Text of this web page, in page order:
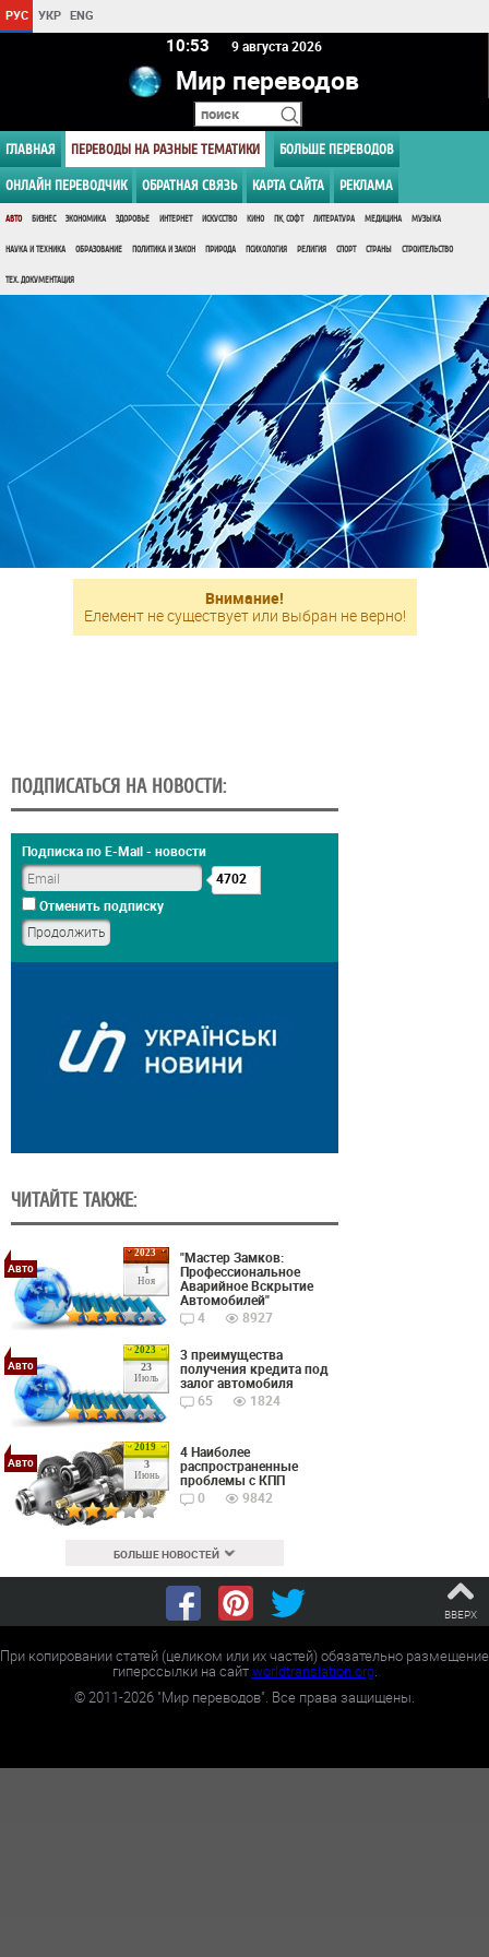
РУС УКР ENG
10 53 9 августа 2026
Мир переводов
ГЛАВНАЯ ПЕРЕВОДЫ НА РАЗНЫЕ ТЕМАТИКИ БОЛЬШЕ ПЕРЕВОДОВ
ОНЛАЙН ПЕРЕВОДЧИК ОБРАТНАЯ СВЯЗЬ КАРТА САЙТА РЕКЛАМА
АВТО БИЗНЕС ЭКОНОМИКА ЗДОРОВЬЕ ИНТЕРНЕТ ИСКУССТВО КИНО ПК, СОФТ ЛИТЕРАТУРА МЕДИЦИНА МУЗЫКА
НАУКА И ТЕХНИКА ОБРАЗОВАНИЕ ПОЛИТИКА И ЗАКОН ПРИРОДА ПСИХОЛОГИЯ РЕЛИГИЯ СПОРТ СТРАНЫ СТРОИТЕЛЬСТВО
ТЕХ. ДОКУМЕНТАЦИЯ
Внимание!
Елемент не существует или выбран не верно!
ПОДПИСАТЬСЯ НА НОВОСТИ:
Подписка по E-Mail - новости
4702
Отменить подписку
ЧИТАЙТЕ ТАКЖЕ:
2023
1
Ноя
Авто
"Мастер Замков:
Профессиональное
Аварийное Вскрытие
Автомобилей"
4
8927
2023
23
Июль
Авто
3 преимущества
получения кредита под
залог автомобиля
65
1824
2019
3
Июнь
Авто
4 Наиболее
распространенные
проблемы с КПП
0
9842
БОЛЬШЕ НОВОСТЕЙ
ВВЕРХ
При копировании статей (целиком или их частей) обязательно размещение
гиперссылки на сайтworldtranslation.org.
©2011-2026 "Мир переводов". Все права защищены.